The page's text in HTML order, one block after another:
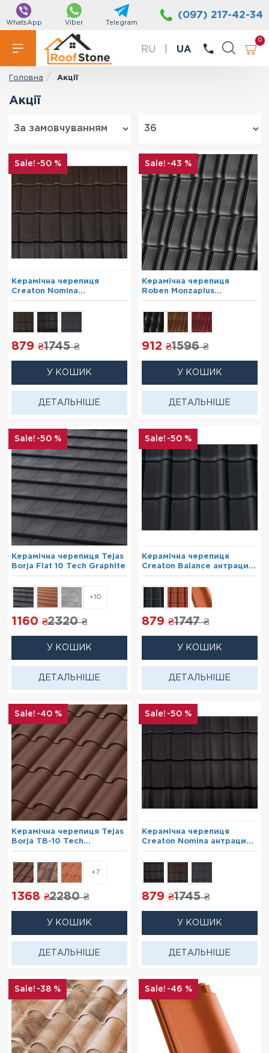
WhatsApp Viber Telegram
(097) 217-42-34
RU UA
0
Головна Акції
Акції
-50 %
Керамічна черепиця
Creaton Nomina
коричневий ангоб
879 ₴1745₴
У КОШИК
ДЕТАЛЬНІШЕ
-43 %
Керамічна черепиця
Roben Monzaplus
Антрацит
912 ₴1596₴
У КОШИК
ДЕТАЛЬНІШЕ
-50 %
+10
Керамічна черепиця Tejas
Borja Flat 10 Tech Graphite
1160 ₴2320₴
У КОШИК
ДЕТАЛЬНІШЕ
-50 %
Керамічна черепиця
Creaton Balance антрацит
ангоб
879 ₴1747₴
У КОШИК
ДЕТАЛЬНІШЕ
-40 %
+7
Керамічна черепиця Tejas
Borja TB-10 Tech
Chocolate
1368 ₴2280₴
У КОШИК
ДЕТАЛЬНІШЕ
-50 %
Керамічна черепиця
Creaton Nomina антрацит
ангоб
879 ₴1745₴
У КОШИК
ДЕТАЛЬНІШЕ
-38 % -46 %